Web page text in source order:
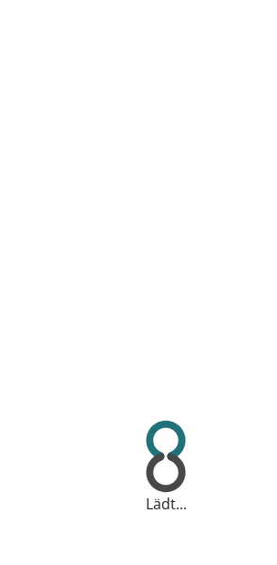
Lädt...